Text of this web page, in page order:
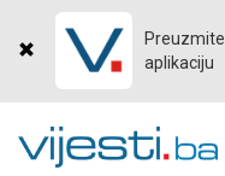
Preuzmite
aplikaciju